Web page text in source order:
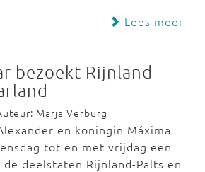
Lees meer
bezoekt Rijnland-
Marja Verburg
en koningin Máxima
tot en met vrijdag een
de deelstaten Rijnland-Palts en